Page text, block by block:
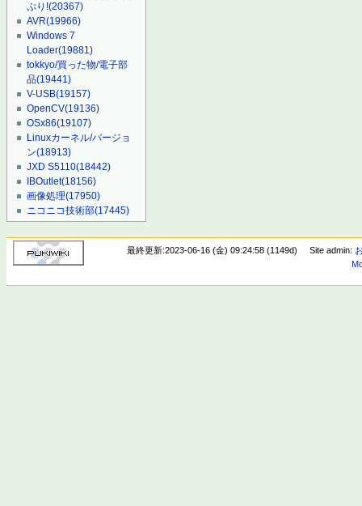
ぷり!(20367)
AVR(19966)
Windows 7
Loader(19881)
tokkyo/買った物/電子部
品(19441)
V-USB(19157)
OpenCV(19136)
OSx86(19107)
Linuxカーネル/バージョ
ン(18913)
JXD S5110(18442)
IBOutlet(18156)
画像処理(17950)
ニコニコ技術部(17445)
最終更新:2023-06-16 (金) 09:24:58 (1149d) Site admin: